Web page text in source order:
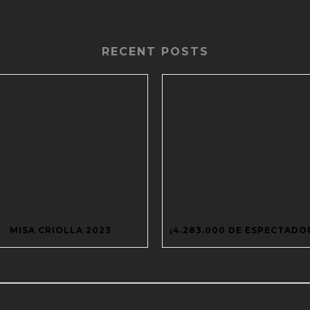
RECENT POSTS
MISA CRIOLLA 2023